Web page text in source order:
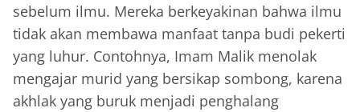
sebelum ilmu. Mereka berkeyakinan bahwa ilmu
tidak akan membawa manfaat tanpa budi pekerti
yang luhur. Contohnya, Imam Malik menolak
mengajar murid yang bersikap sombong, karena
akhlak yang buruk menjadi penghalang